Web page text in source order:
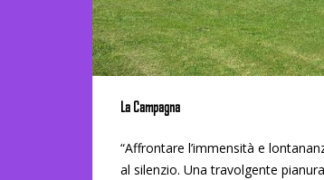
La Campagna
“Affrontare l’immensità e
al silenzio. Una travolgente